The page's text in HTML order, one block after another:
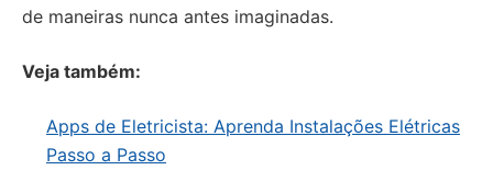
de maneiras nunca antes imaginadas.
Veja também:
Apps de Eletricista: Aprenda Instalações Elétricas
Passo a Passo